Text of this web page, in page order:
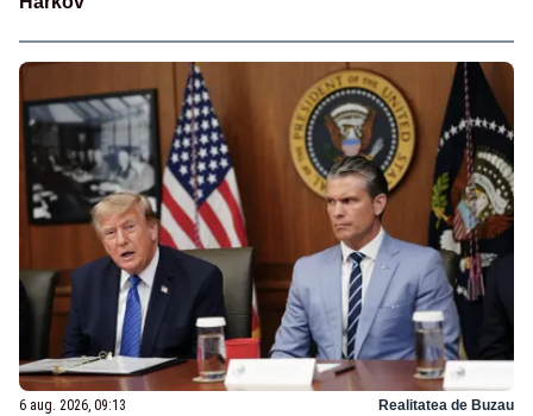
6 aug. 2026, 09:13 Realitatea de Buzau